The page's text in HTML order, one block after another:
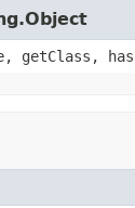
getClass,